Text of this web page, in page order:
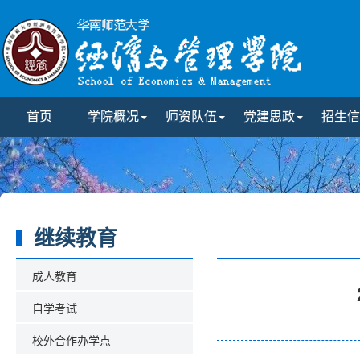
首页 学院概况 师资队伍 党建思政 招生
继续教育
成人教育
自学考试
校外合作办学点